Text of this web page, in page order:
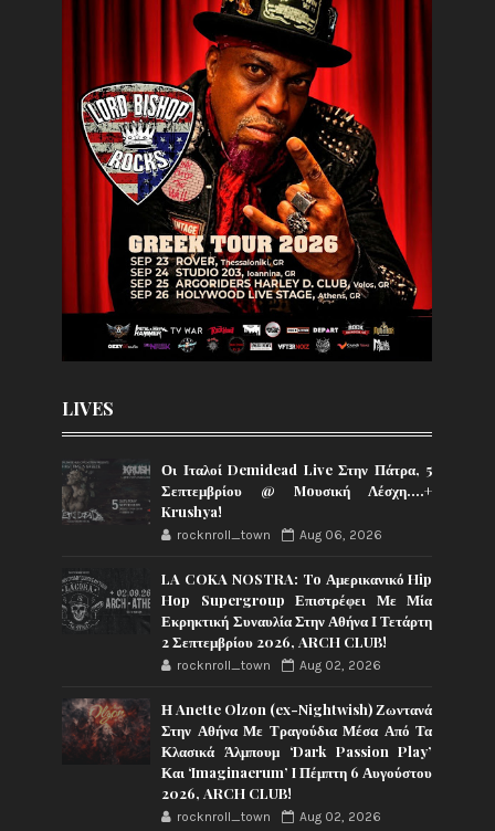
LIVES
Οι Ιταλοί Demidead Live Στην Πάτρα, 5
Σεπτεμβρίου @ Moυσική Λέσχη….+
Krushya!
rocknroll_town Aug 06, 2026
LA COKA NOSTRA: To Αμερικανικό Hip
Hop Supergroup Επιστρέφει Με Μία
Εκρηκτική Συναυλία Στην Αθήνα Ι Τετάρτη
2 Σεπτεμβρίου 2026, ARCH CLUB!
rocknroll_town Aug 02, 2026
Η Anette Olzon (ex-Nightwish) Ζωντανά
Στην Αθήνα Με Τραγούδια Μέσα Από Τα
Κλασικά Άλμπουμ ‘Dark Passion Play’
Και ‘Imaginaerum’ I Πέμπτη 6 Αυγούστου
2026, ARCH CLUB!
rocknroll_town Aug 02, 2026